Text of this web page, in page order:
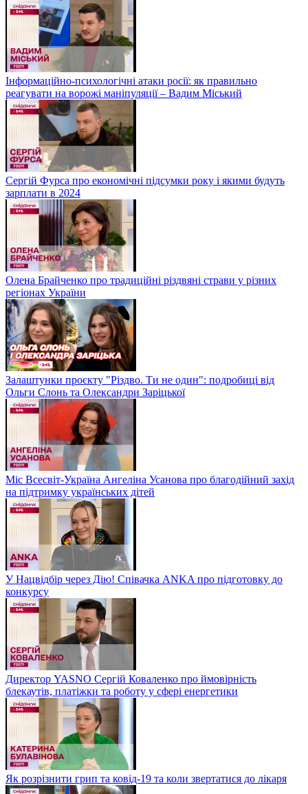
Інформаційно-психологічні атаки росії: як правильно
реагувати на ворожі маніпуляції – Вадим Міський
Сергій Фурса про економічні підсумки року і якими будуть
зарплати в 2024
Олена Брайченко про традиційні різдвяні страви у різних
регіонах України
Залаштунки проєкту "Різдво. Ти не один": подробиці від
Ольги Слонь та Олександри Заріцької
Міс Всесвіт-Україна Ангеліна Усанова про благодійний захід
на підтримку українських дітей
У Нацвідбір через Дію! Співачка ANKA про підготовку до
конкурсу
Директор YASNO Сергій Коваленко про ймовірність
блекаутів, платіжки та роботу у сфері енергетики
Як розрізнити грип та ковід-19 та коли звертатися до лікаря